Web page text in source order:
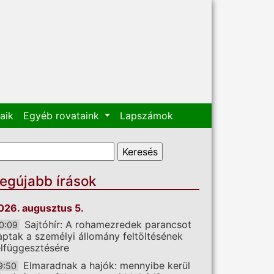
Egyéb rovataink Lapszámok
űrlap
írások
augusztus 5.
Sajtóhír: A rohamezredek parancsot
a személyi állomány feltöltésének
Elmaradnak a hajók: mennyibe kerül